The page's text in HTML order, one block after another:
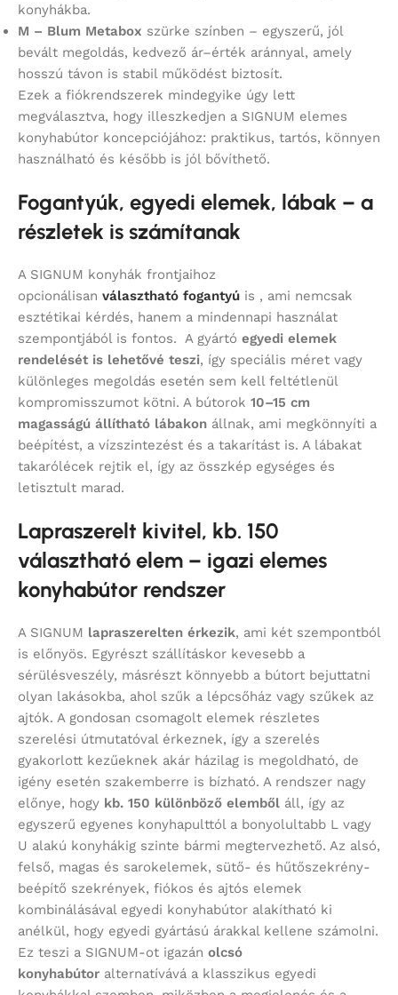
konyhákba.
M – Blum Metabox szürke színben – egyszerű, jól
bevált megoldás, kedvező ár–érték aránnyal, amely
hosszú távon is stabil működést biztosít.
Ezek a fiókrendszerek mindegyike úgy lett
megválasztva, hogy illeszkedjen a SIGNUM elemes
konyhabútor koncepciójához: praktikus, tartós, könnyen
használható és később is jól bővíthető.
Fogantyúk, egyedi elemek, lábak – a
részletek is számítanak
A SIGNUM konyhák frontjaihoz
opcionálisan választható fogantyú is , ami nemcsak
esztétikai kérdés, hanem a mindennapi használat
szempontjából is fontos. A gyártó egyedi elemek
rendelését is lehetővé teszi, így speciális méret vagy
különleges megoldás esetén sem kell feltétlenül
kompromisszumot kötni. A bútorok 10–15 cm
magasságú állítható lábakon állnak, ami megkönnyíti a
beépítést, a vízszintezést és a takarítást is. A lábakat
takarólécek rejtik el, így az összkép egységes és
letisztult marad.
Lapraszerelt kivitel, kb. 150
választható elem – igazi elemes
konyhabútor rendszer
A SIGNUM lapraszerelten érkezik, ami két szempontból
is előnyös. Egyrészt szállításkor kevesebb a
sérülésveszély, másrészt könnyebb a bútort bejuttatni
olyan lakásokba, ahol szűk a lépcsőház vagy szűkek az
ajtók. A gondosan csomagolt elemek részletes
szerelési útmutatóval érkeznek, így a szerelés
gyakorlott kezűeknek akár házilag is megoldható, de
igény esetén szakemberre is bízható. A rendszer nagy
előnye, hogy kb. 150 különböző elemből áll, így az
egyszerű egyenes konyhapulttól a bonyolultabb L vagy
U alakú konyhákig szinte bármi megtervezhető. Az alsó,
felső, magas és sarokelemek, sütő- és hűtőszekrény-
beépítő szekrények, fiókos és ajtós elemek
kombinálásával egyedi konyhabútor alakítható ki
anélkül, hogy egyedi gyártású árakkal kellene számolni.
Ez teszi a SIGNUM-ot igazán olcsó
konyhabútor alternatívává a klasszikus egyedi